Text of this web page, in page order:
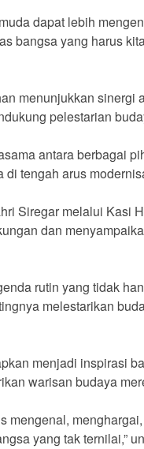
dapat lebih
bangsa yang harus
menunjukkan sinergi
pelestarian
antara berbagai
di tengah arus
Siregar melalui Kasi
dan
rutin yang tidak
melestarikan
menjadi inspirasi
warisan budaya
mengenal,
yang tak ternilai,”